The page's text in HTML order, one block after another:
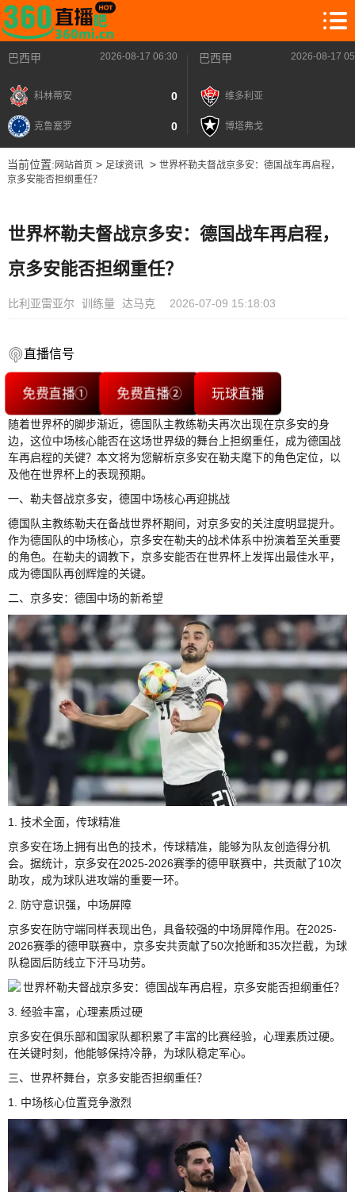
巴西甲 2026-08-17 06:30
科林蒂安 0
克鲁塞罗 0
巴西甲 2026-08-17
维多利亚
博塔弗戈
当前位置: 网站首页> 足球资讯> 世界杯勒夫督战京多安：德国战车再启程，
京多安能否担纲重任？
世界杯勒夫督战京多安：德国战车再启程，
京多安能否担纲重任？
比利亚雷亚尔 训练量 达马克 2026-07-09 15:18:03
直播信号
免费直播① 免费直播② 玩球直播
随着世界杯的脚步渐近，德国队主教练勒夫再次出现在京多安的身
边，这位中场核心能否在这场世界级的舞台上担纲重任，成为德国战
车再启程的关键？本文将为您解析京多安在勒夫麾下的角色定位，以
及他在世界杯上的表现预期。
一、勒夫督战京多安，德国中场核心再迎挑战
德国队主教练勒夫在备战世界杯期间，对京多安的关注度明显提升。
作为德国队的中场核心，京多安在勒夫的战术体系中扮演着至关重要
的角色。在勒夫的调教下，京多安能否在世界杯上发挥出最佳水平，
成为德国队再创辉煌的关键。
二、京多安：德国中场的新希望
1. 技术全面，传球精准
京多安在场上拥有出色的技术，传球精准，能够为队友创造得分机
会。据统计，京多安在2025-2026赛季的德甲联赛中，共贡献了10次
助攻，成为球队进攻端的重要一环。
2. 防守意识强，中场屏障
京多安在防守端同样表现出色，具备较强的中场屏障作用。在2025-
2026赛季的德甲联赛中，京多安共贡献了50次抢断和35次拦截，为球
队稳固后防线立下汗马功劳。
3. 经验丰富，心理素质过硬
京多安在俱乐部和国家队都积累了丰富的比赛经验，心理素质过硬。
在关键时刻，他能够保持冷静，为球队稳定军心。
三、世界杯舞台，京多安能否担纲重任？
1. 中场核心位置竞争激烈